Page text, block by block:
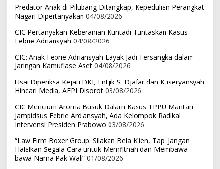
Predator Anak di Pilubang Ditangkap, Kepedulian Perangkat
Nagari Dipertanyakan 04/08/2026
CIC Pertanyakan Keberanian Kuntadi Tuntaskan Kasus
Febrie Adriansyah 04/08/2026
CIC: Anak Febrie Adriansyah Layak Jadi Tersangka dalam
Jaringan Kamuflase Aset 04/08/2026
Usai Diperiksa Kejati DKI, Entjik S. Djafar dan Kuseryansyah
Hindari Media, AFPI Disorot 03/08/2026
CIC Mencium Aroma Busuk Dalam Kasus TPPU Mantan
Jampidsus Febrie Ardiansyah, Ada Kelompok Radikal
Intervensi Presiden Prabowo 03/08/2026
“Law Firm Boxer Group: Silakan Bela Klien, Tapi Jangan
Halalkan Segala Cara untuk Memfitnah dan Membawa-
bawa Nama Pak Wali” 01/08/2026